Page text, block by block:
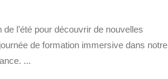
l’été pour découvrir de nouvelles
de formation immersive dans notre
...